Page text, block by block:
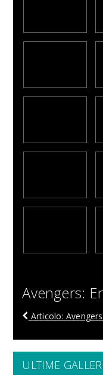
Avengers:
Articolo:
ULTIME